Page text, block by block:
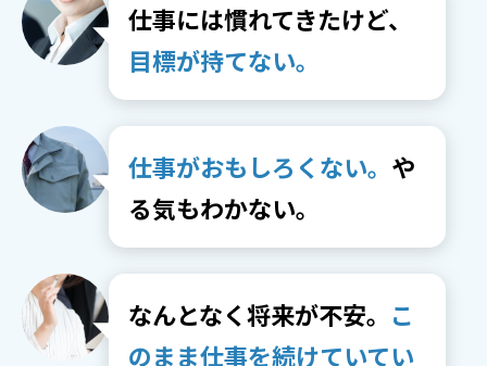
仕事には慣れてきたけど、
目標が持てない。
仕事がおもしろくない。 や
る気もわかない。
なんとなく将来が不安。 こ
のまま仕事を続けていてい